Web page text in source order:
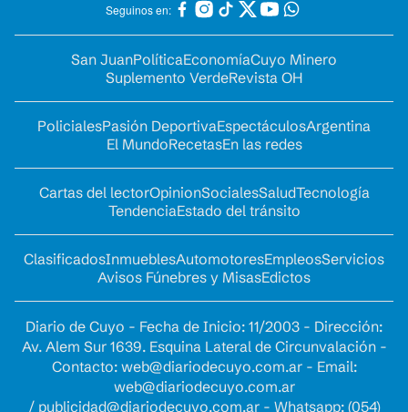
Seguinos en:
San JuanPolíticaEconomíaCuyo Minero
Suplemento VerdeRevista OH
PolicialesPasión DeportivaEspectáculosArgentina
El MundoRecetasEn las redes
Cartas del lectorOpinionSocialesSaludTecnología
TendenciaEstado del tránsito
ClasificadosInmueblesAutomotoresEmpleosServicios
Avisos Fúnebres y MisasEdictos
Diario de Cuyo - Fecha de Inicio: 11/2003 - Dirección:
Av. Alem Sur 1639. Esquina Lateral de Circunvalación -
Contacto: web@diariodecuyo.com.ar- Email:
web@diariodecuyo.com.ar
/ publicidad@diariodecuyo.com.ar- Whatsapp: (054)